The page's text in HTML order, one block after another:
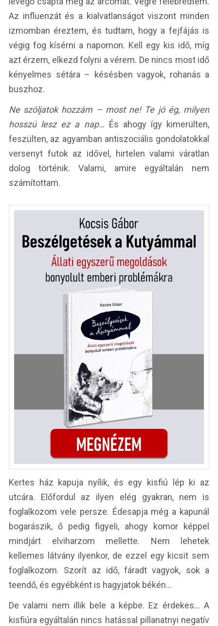
Az influenzát és a kialvatlanságot viszont minden
izmomban éreztem, és tudtam, hogy a fejfájás is
végig fog kísérni a napomon. Kell egy kis idő, míg
azt érzem, elkezd folyni a vérem. De nincs most idő
kényelmes sétára – késésben vagyok, rohanás a
buszhoz.
Ne szóljatok hozzám – most ne! Te jó ég, milyen
hosszú lesz ez a nap… És ahogy így kimerülten,
feszülten, az agyamban antiszociális gondolatokkal
versenyt futok az idővel, hirtelen valami váratlan
dolog történik. Valami, amire egyáltalán nem
számítottam.
Kertes ház kapuja nyílik, és egy kisfiú lép ki az
utcára. Előfordul az ilyen elég gyakran, nem is
foglalkozom vele persze. Édesapja még a kapunál
bogarászik, ő pedig figyeli, ahogy komor képpel
mindjárt elviharzom mellette. Nem lehetek
kellemes látvány ilyenkor, de ezzel egy kicsit sem
foglalkozom. Szorít az idő, fáradt vagyok, sok a
teendő, és egyébként is hagyjatok békén…
De valami nem illik bele a képbe. Ez érdekes… A
kisfiúra egyáltalán nincs hatással pillanatnyi negatív